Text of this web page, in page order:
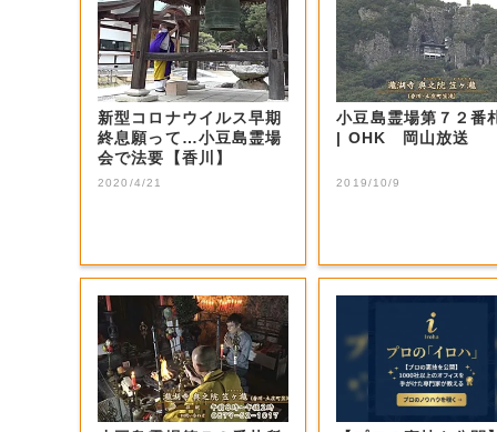
新型コロナウイルス早期
終息願って…小豆島霊場
会で法要【香川】
2020/4/21
小豆島霊場第７２番
| OHK 岡山放送
2019/10/9